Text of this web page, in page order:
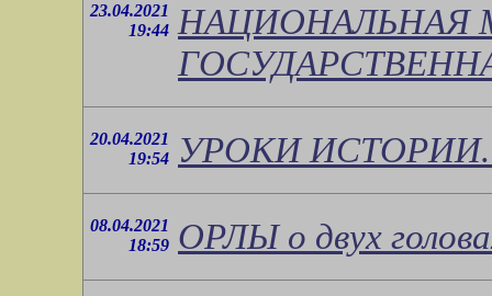
23.04.2021
19:44 НАЦИОНАЛЬНАЯ
20.04.2021
19:54
УРОКИ ИСТОРИИ.
08.04.2021
18:59 ОРЛЫ о двух